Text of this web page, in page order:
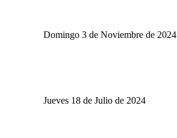
Domingo 3 de Noviembre de 2024
Jueves 18 de Julio de 2024